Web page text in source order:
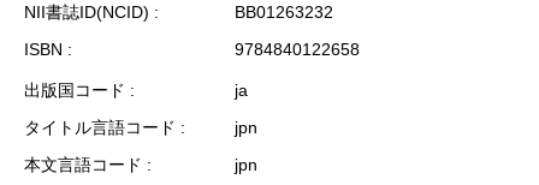
NII書誌ID(NCID)
BB01263232
ISBN
9784840122658
出版国コード
ja
タイトル言語コード
jpn
本文言語コード
jpn